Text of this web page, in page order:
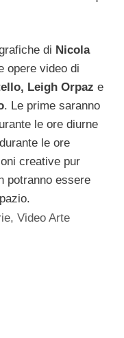
di Nicola
opere video di
Leigh Orpaz e
. Le prime saranno
le ore diurne
le ore
creative pur
potranno essere
,Video Arte